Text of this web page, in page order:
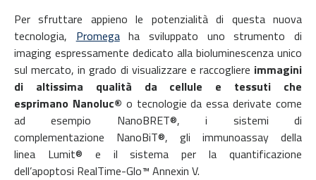
Per sfruttare appieno le potenzialità di questa nuova
tecnologia, Promegaha sviluppato uno strumento di
imaging espressamente dedicato alla bioluminescenza unico
sul mercato, in grado di visualizzare e raccogliere immagini
di altissima qualità da cellule e tessuti che
esprimano Nanoluc® o tecnologie da essa derivate come
ad esempio NanoBRET®, i sistemi di
complementazione NanoBiT®, gli immunoassay della
linea Lumit® e il sistema per la quantificazione
dell’apoptosi RealTime-Glo™ Annexin V.